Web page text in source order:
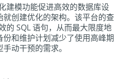
建模功能促进高效的数据库设
创建优化的架构。该平台的查
的 SQL 语句，从而最大限度地
和维护计划减少了使用高峰期
动干预的需求。